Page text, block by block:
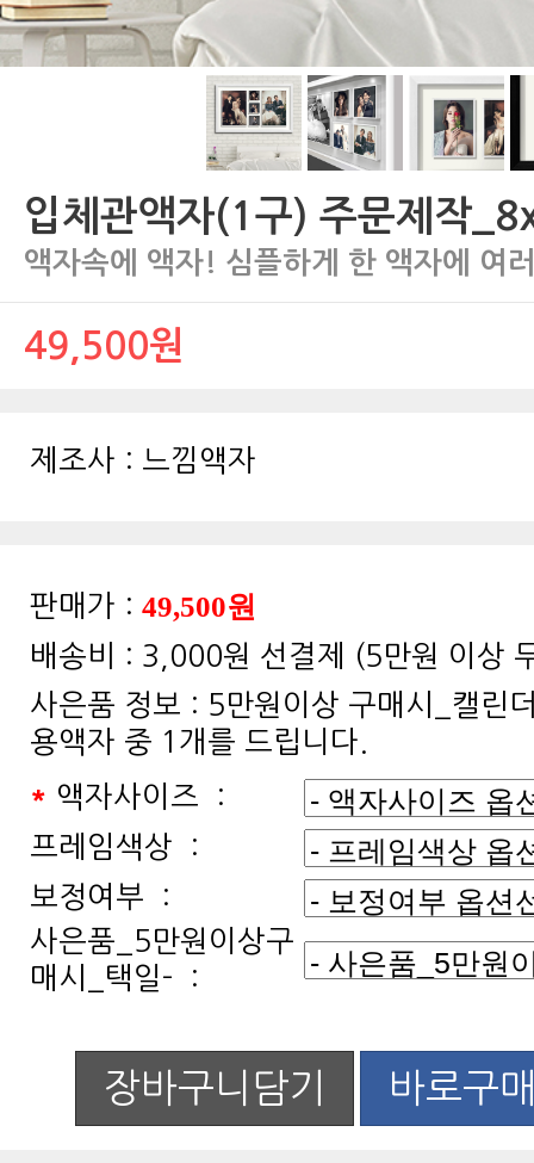
입체관액자(1구) 주문제작
액자속에 액자! 심플하게 한 액자에 여
49,500원
제조사 : 느낌액자
판매가 : 49,500원
배송비 : 3,000원 선결제 (5만원 이상
사은품 정보 :
용액자 중 1개를 드립니다.
* 액자사이즈 :
프레임색상 :
보정여부 :
매시_택일- :
장바구니담기 바로구